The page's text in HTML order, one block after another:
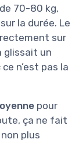
70-80 kg,
la durée. Le
sur
glissait un
n’est pas la
pour
ça ne fait
plus